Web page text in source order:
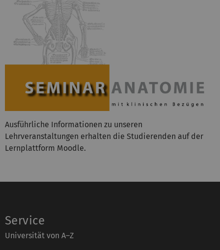
Ausführliche Informationen zu unseren
Lehrveranstaltungen erhalten die Studierenden auf der
Lernplattform Moodle.
Service
Universität von A–Z